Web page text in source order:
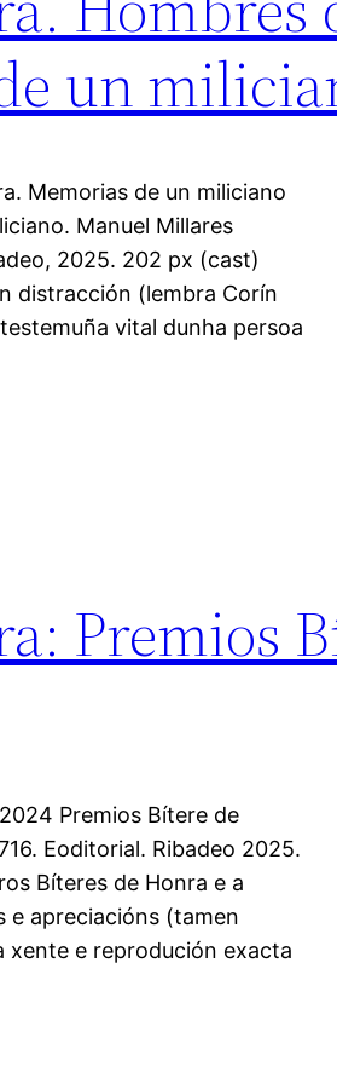
un
Memorias de un miliciano
Manuel Millares
2025. 202 px (cast)
distracción (lembra Corín
vital dunha persoa
Premios
Premios Bítere de
Eoditorial. Ribadeo 2025.
Bíteres de Honra e a
e apreciacións (tamen
e reprodución exacta